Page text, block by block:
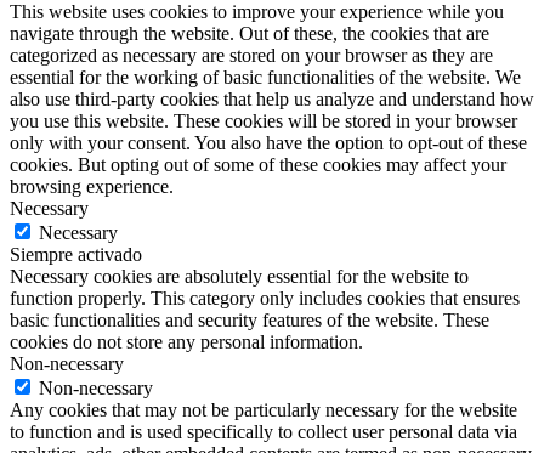
This website uses cookies to improve your experience while you
navigate through the website. Out of these, the cookies that are
categorized as necessary are stored on your browser as they are
essential for the working of basic functionalities of the website. We
also use third-party cookies that help us analyze and understand how
you use this website. These cookies will be stored in your browser
only with your consent. You also have the option to opt-out of these
cookies. But opting out of some of these cookies may affect your
browsing experience.
Necessary
Necessary
Siempre activado
Necessary cookies are absolutely essential for the website to
function properly. This category only includes cookies that ensures
basic functionalities and security features of the website. These
cookies do not store any personal information.
Non-necessary
Non-necessary
Any cookies that may not be particularly necessary for the website
to function and is used specifically to collect user personal data via